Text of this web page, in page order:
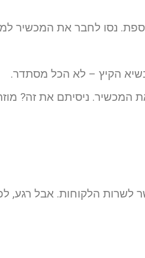
נסו לחבר את המכשיר
הקיץ – לא הכל מסתדר.
המכשיר. ניסיתם את זה?
לשרות הלקוחות. אבל רגע,